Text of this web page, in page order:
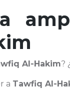
Al-Hakim?
a Tawfiq Al-